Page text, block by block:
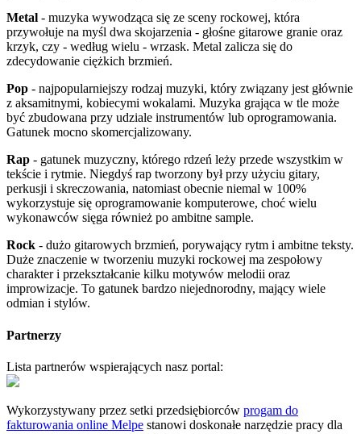
Metal - muzyka wywodząca się ze sceny rockowej, która
przywołuje na myśl dwa skojarzenia - głośne gitarowe granie oraz
krzyk, czy - według wielu - wrzask. Metal zalicza się do
zdecydowanie ciężkich brzmień.
Pop - najpopularniejszy rodzaj muzyki, który związany jest głównie
z aksamitnymi, kobiecymi wokalami. Muzyka grająca w tle może
być zbudowana przy udziale instrumentów lub oprogramowania.
Gatunek mocno skomercjalizowany.
Rap - gatunek muzyczny, którego rdzeń leży przede wszystkim w
tekście i rytmie. Niegdyś rap tworzony był przy użyciu gitary,
perkusji i skreczowania, natomiast obecnie niemal w 100%
wykorzystuje się oprogramowanie komputerowe, choć wielu
wykonawców sięga również po ambitne sample.
Rock - dużo gitarowych brzmień, porywający rytm i ambitne teksty.
Duże znaczenie w tworzeniu muzyki rockowej ma zespołowy
charakter i przekształcanie kilku motywów melodii oraz
improwizacje. To gatunek bardzo niejednorodny, mający wiele
odmian i stylów.
Partnerzy
Lista partnerów wspierających nasz portal:
Wykorzystywany przez setki przedsiębiorców progam do
fakturowania online Melpe stanowi doskonałe narzędzie pracy dla